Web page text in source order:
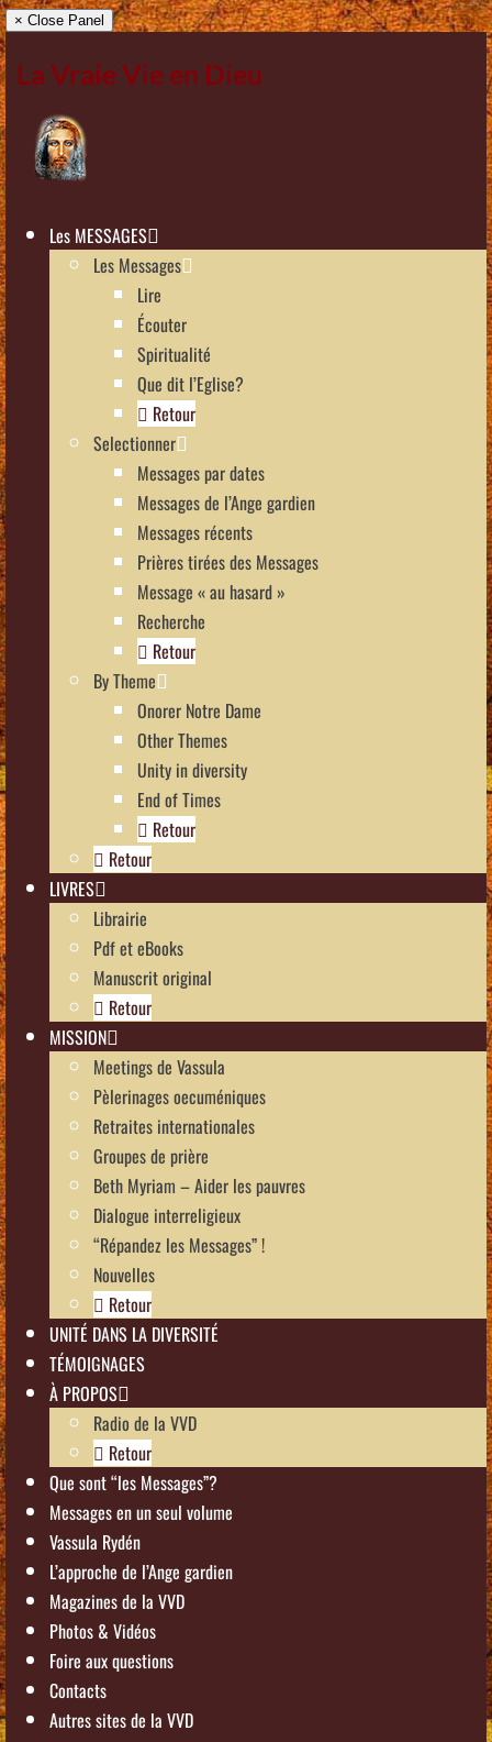
× Close Panel
La Vraie Vie en Dieu
Les MESSAGES
Les Messages
Lire
Écouter
Spiritualité
Que dit l’Eglise?
Retour
Selectionner
Messages par dates
Messages de l’Ange gardien
Messages récents
Prières tirées des Messages
Message « au hasard »
Recherche
Retour
By Theme
Onorer Notre Dame
Other Themes
Unity in diversity
End of Times
Retour
Retour
LIVRES
Librairie
Pdf et eBooks
Manuscrit original
Retour
MISSION
Meetings de Vassula
Pèlerinages oecuméniques
Retraites internationales
Groupes de prière
Beth Myriam – Aider les pauvres
Dialogue interreligieux
“Répandez les Messages” !
Nouvelles
Retour
UNITÉ DANS LA DIVERSITÉ
TÉMOIGNAGES
À PROPOS
Radio de la VVD
Retour
Que sont “les Messages”?
Messages en un seul volume
Vassula Rydén
L’approche de l’Ange gardien
Magazines de la VVD
Photos & Vidéos
Foire aux questions
Contacts
Autres sites de la VVD